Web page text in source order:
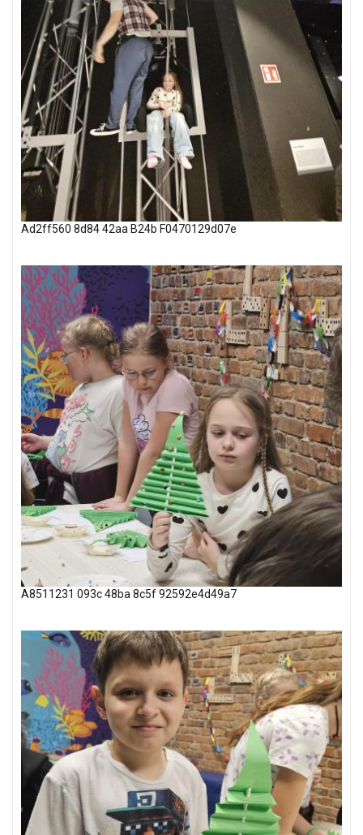
Ad2ff560 8d84 42aa B24b F0470129d07e
A8511231 093c 48ba 8c5f 92592e4d49a7